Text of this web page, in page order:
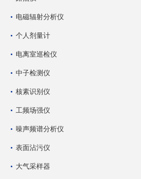
电磁辐射分析仪
个人剂量计
电离室巡检仪
中子检测仪
核素识别仪
工频场强仪
噪声频谱分析仪
表面沾污仪
大气采样器